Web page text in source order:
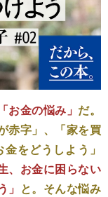
「お金の悩み」 だ。
赤字」、「家を買
をどうしよう」
、お金に困らない
」 と。そんな悩み